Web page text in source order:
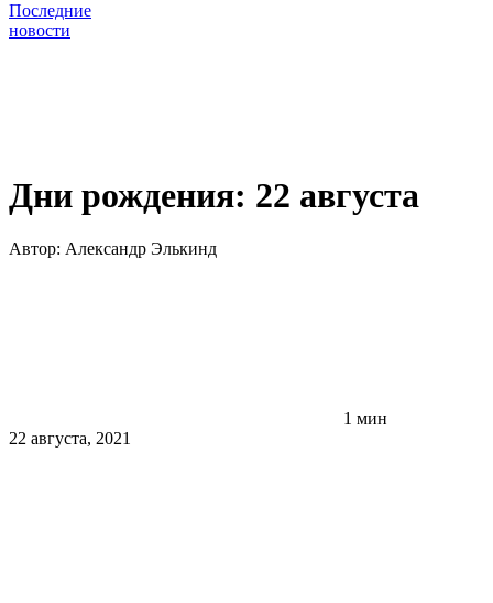
Последние
новости
Дни рождения: 22 августа
Автор: Александр Элькинд
1 мин
22 августа, 2021